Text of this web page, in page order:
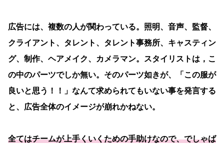
広告には、複数の人が関わっている。照明、音声、監督、
クライアント、タレント、タレント事務所、キャスティン
グ、制作、ヘアメイク、カメラマン。スタイリストは，こ
の中のパーツでしか無い。そのパーツ如きが、「この服が
良いと思う！！」なんて求められてもいない事を発言する
と、広告全体のイメージが崩れかねない。
全てはチームが上手くいくための手助けなので、でしゃば